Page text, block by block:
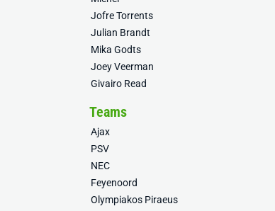
Jofre Torrents
Julian Brandt
Mika Godts
Joey Veerman
Givairo Read
Teams
Ajax
PSV
NEC
Feyenoord
Olympiakos Piraeus